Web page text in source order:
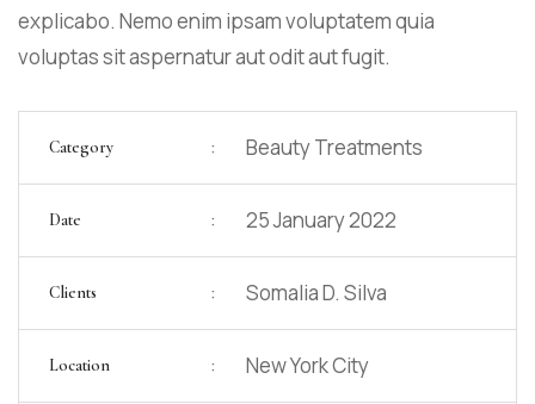
explicabo. Nemo enim ipsam voluptatem quia
voluptas sit aspernatur aut odit aut fugit.
Category : Beauty Treatments
Date : 25 January 2022
Clients : Somalia D. Silva
Location : New York City